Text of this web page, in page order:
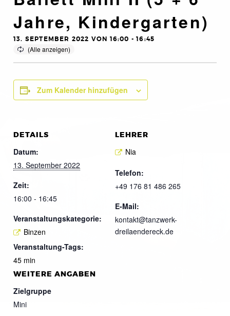
Jahre, Kindergarten)
13. SEPTEMBER 2022 VON 16:00 -16:45
Zum Kalender hinzufügen
DETAILS
Datum:
13. September 2022
Zeit:
16:00 - 16:45
Veranstaltungskategorie:
Binzen
Veranstaltung-Tags:
45 min
LEHRER
Nia
Telefon:
+49 176 81 486 265
E-Mail:
kontakt@tanzwerk-
dreilaendereck.de
WEITERE ANGABEN
Zielgruppe
Mini